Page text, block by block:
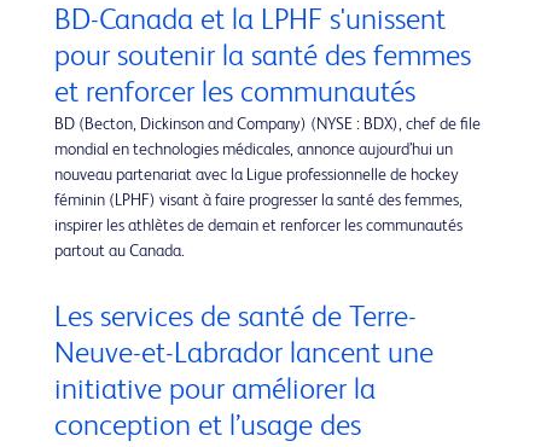
BD-Canada et la LPHF s'unissent
pour soutenir la santé des femmes
et renforcer les communautés
BD (Becton, Dickinson and Company) (NYSE : BDX), chef de file
mondial en technologies médicales, annonce aujourd’hui un
nouveau partenariat avec la Ligue professionnelle de hockey
féminin (LPHF) visant à faire progresser la santé des femmes,
inspirer les athlètes de demain et renforcer les communautés
partout au Canada.
Les services de santé de Terre-
Neuve-et-Labrador lancent une
initiative pour améliorer la
conception et l’usage des